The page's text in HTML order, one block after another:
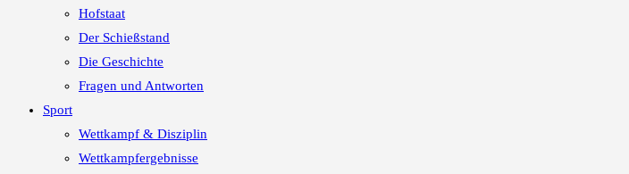
Hofstaat
Der Schießstand
Die Geschichte
Fragen und Antworten
Sport
Wettkampf & Disziplin
Wettkampfergebnisse